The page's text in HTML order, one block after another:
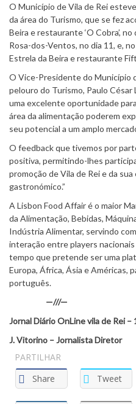
O Município de Vila de Rei
da área do Turismo, que se fez
Beira e restaurante ‘O Cobra’,
Rosa-dos-Ventos, no dia 11, e,
Estrela da Beira e restaurante
O Vice-Presidente do Município
pelouro do Turismo, Paulo César
uma excelente oportunidade
área da alimentação poderem
seu potencial a um amplo
O feedback que tivemos por
positiva, permitindo-lhes
promoção de Vila de Rei e da
gastronómico.”
A Lisbon Food Affair é o maior
da Alimentação, Bebidas,
Indústria Alimentar, servindo
interação entre players
tempo que pretende ser uma
Europa, África, Ásia e Américas,
português.
—///—
Jornal Diário OnLine vila de Rei
J. Vitorino – Jornalista Diretor
PARTILHAR
Share
Tweet